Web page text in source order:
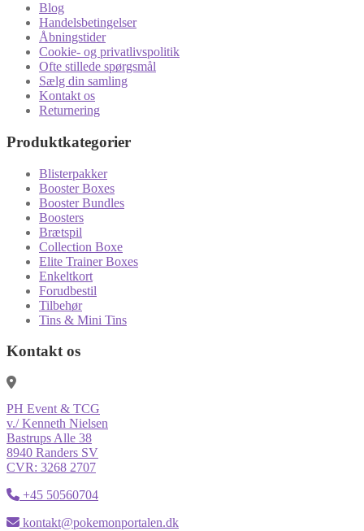
Blog
Handelsbetingelser
Åbningstider
Cookie- og privatlivspolitik
Ofte stillede spørgsmål
Sælg din samling
Kontakt os
Returnering
Produktkategorier
Blisterpakker
Booster Boxes
Booster Bundles
Boosters
Brætspil
Collection Boxe
Elite Trainer Boxes
Enkeltkort
Forudbestil
Tilbehør
Tins & Mini Tins
Kontakt os
PH Event & TCG
v./ Kenneth Nielsen
Bastrups Alle 38
8940 Randers SV
CVR: 3268 2707
+45 50560704
kontakt@pokemonportalen.dk